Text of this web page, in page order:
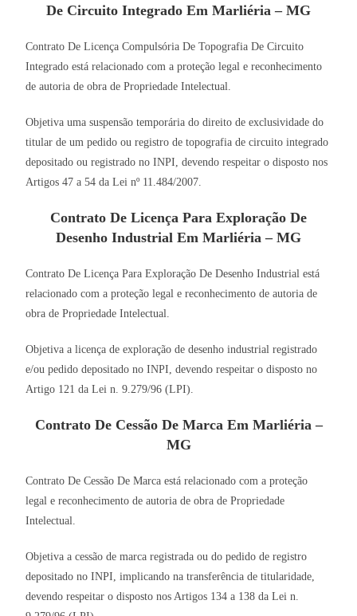
De Circuito Integrado Em Marliéria – MG
Contrato De Licença Compulsória De Topografia De Circuito
Integrado está relacionado com a proteção legal e reconhecimento
de autoria de obra de Propriedade Intelectual.
Objetiva uma suspensão temporária do direito de exclusividade do
titular de um pedido ou registro de topografia de circuito integrado
depositado ou registrado no INPI, devendo respeitar o disposto nos
Artigos 47 a 54 da Lei nº 11.484/2007.
Contrato De Licença Para Exploração De
Desenho Industrial Em Marliéria – MG
Contrato De Licença Para Exploração De Desenho Industrial está
relacionado com a proteção legal e reconhecimento de autoria de
obra de Propriedade Intelectual.
Objetiva a licença de exploração de desenho industrial registrado
e/ou pedido depositado no INPI, devendo respeitar o disposto no
Artigo 121 da Lei n. 9.279/96 (LPI).
Contrato De Cessão De Marca Em Marliéria –
MG
Contrato De Cessão De Marca está relacionado com a proteção
legal e reconhecimento de autoria de obra de Propriedade
Intelectual.
Objetiva a cessão de marca registrada ou do pedido de registro
depositado no INPI, implicando na transferência de titularidade,
devendo respeitar o disposto nos Artigos 134 a 138 da Lei n.